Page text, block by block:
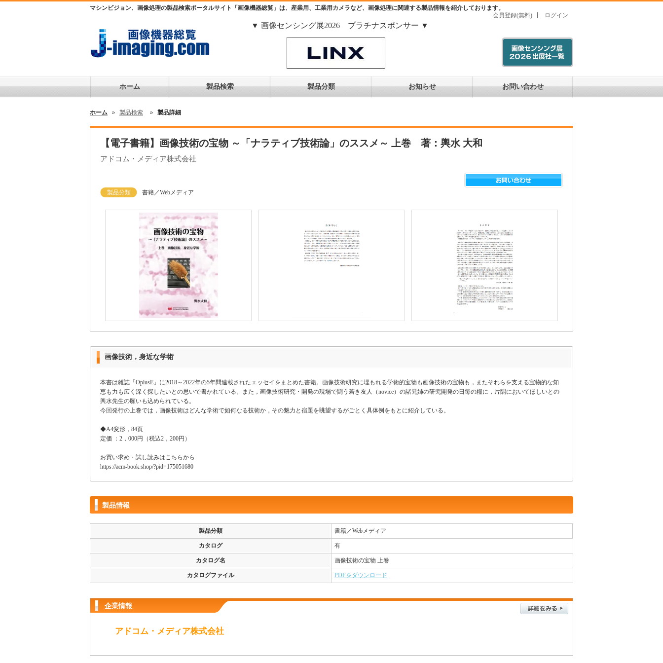
マシンビジョン、画像処理の製品検索ポータルサイト「画像機器総覧」は、産業用、工業用カメラなど、画像処理に関連する製品情報を紹介しております。
会員登録(無料)
ログイン
▼ 画像センシング展2026 プラチナスポンサー ▼
ホーム 製品検索 製品分類 お知らせ お問い合わせ
ホーム 製品検索 製品詳細
【電子書籍】画像技術の宝物 ～「ナラティブ技術論」のススメ～ 上巻 著：輿水 大和
アドコム・メディア株式会社
製品分類 書籍／Webメディア
画像技術，身近な学術
本書は雑誌「OplusE」に2018～2022年の5年間連載されたエッセイをまとめた書籍。画像技術研究に埋もれる学術的宝物も画像技術の宝物も，またそれらを支える宝物的な知
恵も力も広く深く探したいとの思いで書かれている。また，画像技術研究・開発の現場で闘う若き友人（novice）の諸兄姉の研究開発の日毎の糧に，片隅においてほしいとの
輿水先生の願いも込められている。
今回発行の上巻では，画像技術はどんな学術で如何なる技術か，その魅力と宿題を眺望するがごとく具体例をもとに紹介している。
◆A4変形，84頁
定価 ：2，000円（税込2，200円）
お買い求め・試し読みはこちらから
https://acm-book.shop/?pid=175051680
製品情報
製品分類 書籍／Webメディア
カタログ 有
カタログ名 画像技術の宝物 上巻
カタログファイル PDFをダウンロード
企業情報
アドコム・メディア株式会社